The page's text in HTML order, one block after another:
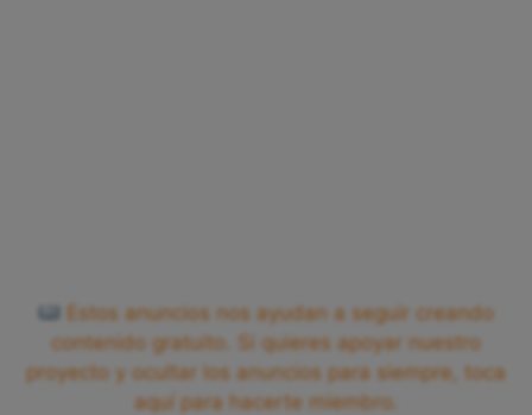
Estos anuncios nos ayudan a seguir creando
contenido gratuito. Si quieres apoyar nuestro
proyecto y ocultar los anuncios para siempre, toca
aquí para hacerte miembro.